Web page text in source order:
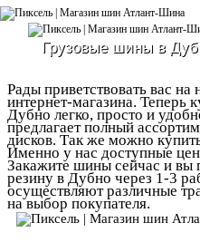
Грузовые шины в
Рады приветствовать вас на
интернет-магазина. Теперь
Дубно легко, просто и
предлагает полный
дисков. Так же можно
Именно у нас доступные
Закажите шины сейчас и вы
резину в Дубно через 1-3
осуществляют различные
на выбор покупателя.